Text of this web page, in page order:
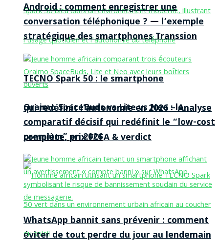
TECNO Spark 50 : le smartphone
qui redéfinit l’autonomie en 2026 – Analyse
complète, prix FCFA & verdict
Android : comment enregistrer une
conversation téléphonique ? — l’exemple
stratégique des smartphones Transsion
Oraimo SpaceBuds vs Lite vs Neo : le
comparatif décisif qui redéfinit le “low-cost
premium” en 2026
WhatsApp bannit sans prévenir : comment
éviter de tout perdre du jour au lendemain